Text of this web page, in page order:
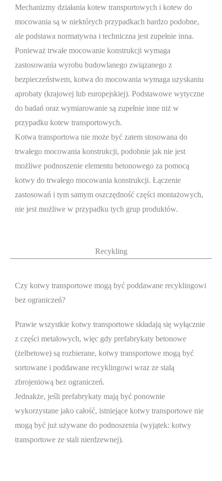
Mechanizmy działania kotew transportowych i kotew do
mocowania są w niektórych przypadkach bardzo podobne,
ale podstawa normatywna i techniczna jest zupełnie inna.
Ponieważ trwałe mocowanie konstrukcji wymaga
zastosowania wyrobu budowlanego związanego z
bezpieczeństwem, kotwa do mocowania wymaga uzyskaniu
aprobaty (krajowej lub europejskiej). Podstawowe wytyczne
do badań oraz wymiarowanie są zupełnie inne niż w
przypadku kotew transportowych.
Kotwa transportowa nie może być zatem stosowana do
trwałego mocowania konstrukcji, podobnie jak nie jest
możliwe podnoszenie elementu betonowego za pomocą
kotwy do trwałego mocowania konstrukcji. Łączenie
zastosowań i tym samym oszczędność części montażowych,
nie jest możliwe w przypadku tych grup produktów.
Recykling
Czy kotwy transportowe mogą być poddawane recyklingowi
bez ograniczeń?
Prawie wszystkie kotwy transportowe składają się wyłącznie
z części metalowych, więc gdy prefabrykaty betonowe
(żelbetowe) są rozbierane, kotwy transportowe mogą być
sortowane i poddawane recyklingowi wraz ze stalą
zbrojeniową bez ograniczeń.
Jednakże, jeśli prefabrykaty mają być ponownie
wykorzystane jako całość, istniejące kotwy transportowe nie
mogą być już używane do podnoszenia (wyjątek: kotwy
transportowe ze stali nierdzewnej).